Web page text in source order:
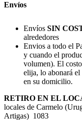
Envíos
Envíos SIN
alrededores
Envios a todo el
y cuando el
volumen). El
elija, lo abonará
en su domicilio.
RETIRO EN EL
locales de Carmelo
Artigas) 1083